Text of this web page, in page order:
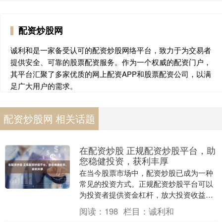
配资炒股网
诚利和是一家备受认可的配资炒股网络平台，致力于为交易者
提供安全、可靠的股票配资服务。作为一个权威的配资门户，
其平台汇聚了多家优质的网上配资APP和股票配资公司，以满
足广大用户的需求。
配资炒股网 相关话题
在配资炒股 正规配资炒股平台，助
您稳健投资，获利丰厚
在当今股票市场中，配资炒股已成为一种
常见的投资方式。正规配资炒股平台可以
为投资者提供资金杠杆，放大投资收益，
助其实现财富增值。 * 学习股票市场基础
知识，例如股....
阅读： 198 栏目： 诚利和